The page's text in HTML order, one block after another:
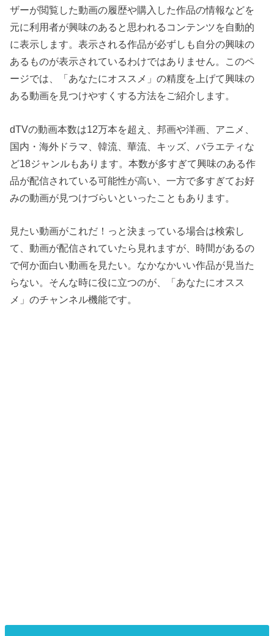
ザーが閲覧した動画の履歴や購入した作品の情報などを
元に利用者が興味のあると思われるコンテンツを自動的
に表示します。表示される作品が必ずしも自分の興味の
あるものが表示されているわけではありません。このペ
ージでは、「あなたにオススメ」の精度を上げて興味の
ある動画を見つけやすくする方法をご紹介します。
dTVの動画本数は12万本を超え、邦画や洋画、アニメ、
国内・海外ドラマ、韓流、華流、キッズ、バラエティな
ど18ジャンルもあります。本数が多すぎて興味のある作
品が配信されている可能性が高い、一方で多すぎてお好
みの動画が見つけづらいといったこともあります。
見たい動画がこれだ！っと決まっている場合は検索し
て、動画が配信されていたら見れますが、時間があるの
で何か面白い動画を見たい。なかなかいい作品が見当た
らない。そんな時に役に立つのが、「あなたにオスス
メ」のチャンネル機能です。